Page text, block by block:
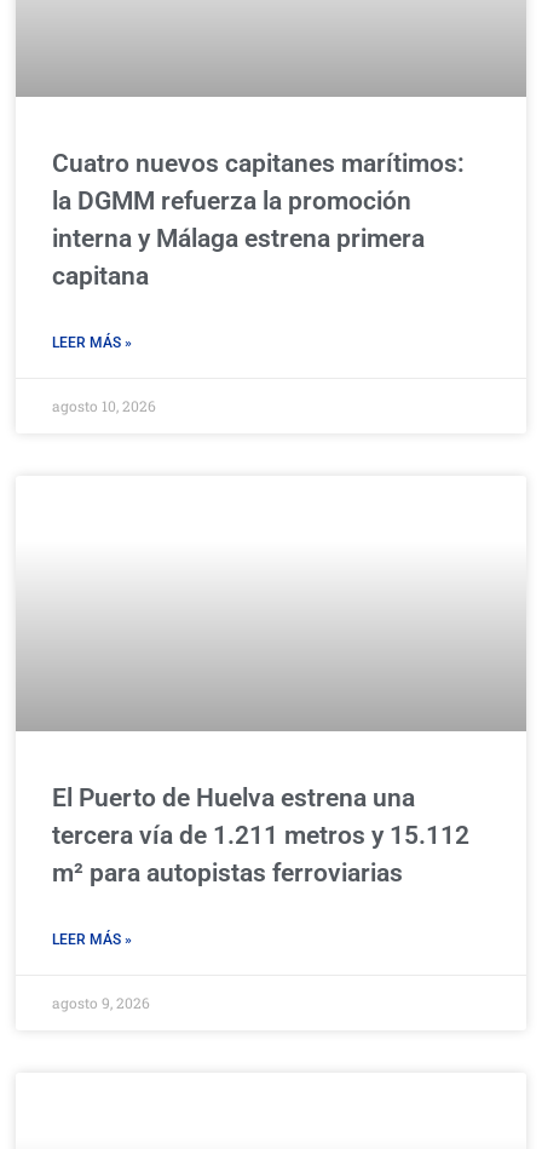
Cuatro nuevos capitanes marítimos:
la DGMM refuerza la promoción
interna y Málaga estrena primera
capitana
LEER MÁS »
agosto 10, 2026
El Puerto de Huelva estrena una
tercera vía de 1.211 metros y 15.112
m² para autopistas ferroviarias
LEER MÁS »
agosto 9, 2026